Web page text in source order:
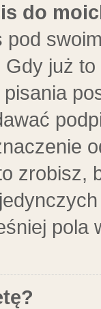
do
Gdy już
zrobisz,
pola